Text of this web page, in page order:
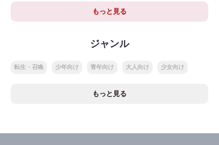
もっと見る
ジャンル
転生・召喚 少年向け 青年向け 大人向け 少女向け
もっと見る